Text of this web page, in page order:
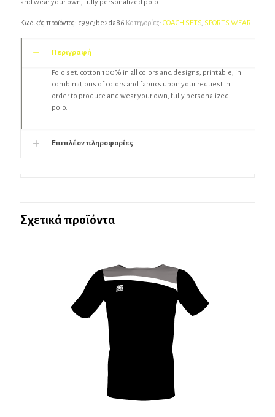
and wear your own, fully personalized polo.
Κωδικός προϊόντος: c99c3be2da86 Κατηγορίες: COACH SETS, SPORTS WEAR
Περιγραφή
Polo set, cotton 100% in all colors and designs, printable, in
combinations of colors and fabrics upon your request in
order to produce and wear your own, fully personalized
polo.
Επιπλέον πληροφορίες
Σχετικά προϊόντα